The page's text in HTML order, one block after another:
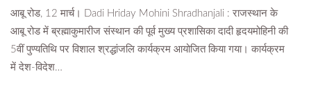
आबू रोड, 12 मार्च। Dadi Hriday Mohini Shradhanjali : राजस्थान के
आबू रोड में ब्रह्माकुमारीज संस्थान की पूर्व मुख्य प्रशासिका दादी हृदयमोहिनी की
5वीं पुण्यतिथि पर विशाल श्रद्धांजलि कार्यक्रम आयोजित किया गया। कार्यक्रम
में देश-विदेश…